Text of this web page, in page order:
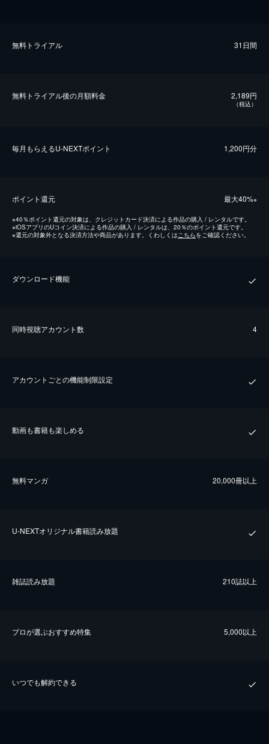
無料トライアル 31日間
無料トライアル後の⽉額料金 2,189円
（税込）
毎⽉もらえるU-NEXTポイント 1,200円分
ポイント還元 最⼤40%※
※40％ポイント還元の対象は、クレジットカード決済による作品の購入 / レンタルです。
※iOSアプリのUコイン決済による作品の購入 / レンタルは、20％のポイント還元です。
※還元の対象外となる決済方法や商品があります。くわしくはこちらをご確認ください。
ダウンロード機能
同時視聴アカウント数 4
アカウントごとの機能制限設定
動画も書籍も楽しめる
無料マンガ 20,000冊以上
U-NEXTオリジナル書籍読み放題
雑誌読み放題 210誌以上
プロが選ぶおすすめ特集 5,000以上
いつでも解約できる